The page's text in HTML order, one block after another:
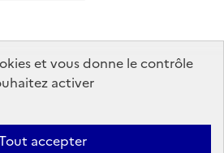
et vous donne le contrôle
activer
accepter